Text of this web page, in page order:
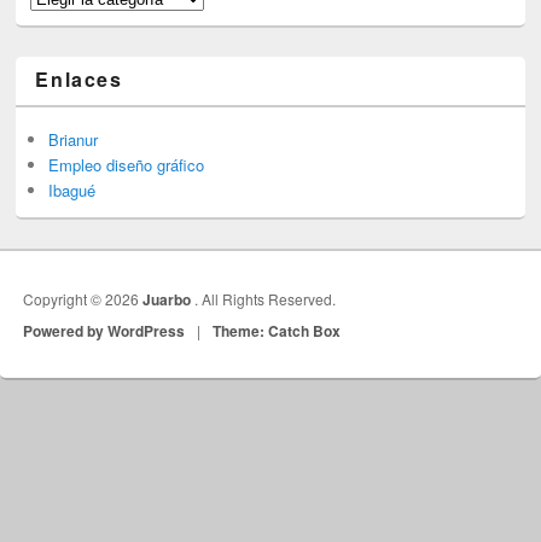
Enlaces
Brianur
Empleo diseño gráfico
Ibagué
Copyright © 2026Juarbo . All Rights Reserved.
Powered by WordPress | Theme: Catch Box